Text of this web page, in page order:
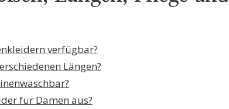
verfügbar?
Längen?
für Damen aus?